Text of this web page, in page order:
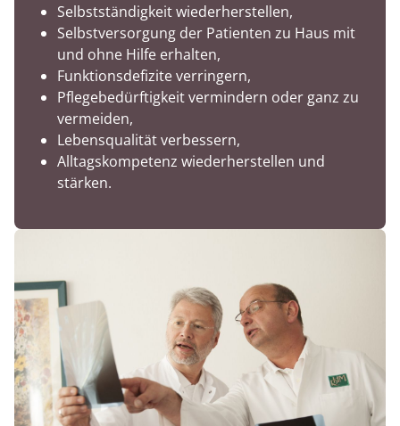
Selbstständigkeit wiederherstellen,
Selbstversorgung der Patienten zu Haus mit
und ohne Hilfe erhalten,
Funktionsdefizite verringern,
Pflegebedürftigkeit vermindern oder ganz zu
vermeiden,
Lebensqualität verbessern,
Alltagskompetenz wiederherstellen und
stärken.